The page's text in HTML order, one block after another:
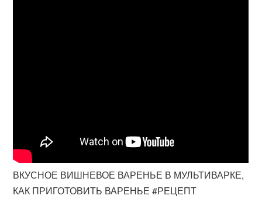
ВКУСНОЕ ВИШНЕВОЕ ВАРЕНЬЕ В МУЛЬТИВАРКЕ,
КАК ПРИГОТОВИТЬ ВАРЕНЬЕ #РЕЦЕПТ